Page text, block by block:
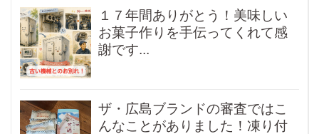
１７年間ありがとう！美味しい
お菓子作りを手伝ってくれて感
謝です...
ザ・広島ブランドの審査ではこ
んなことがありました！凍り付